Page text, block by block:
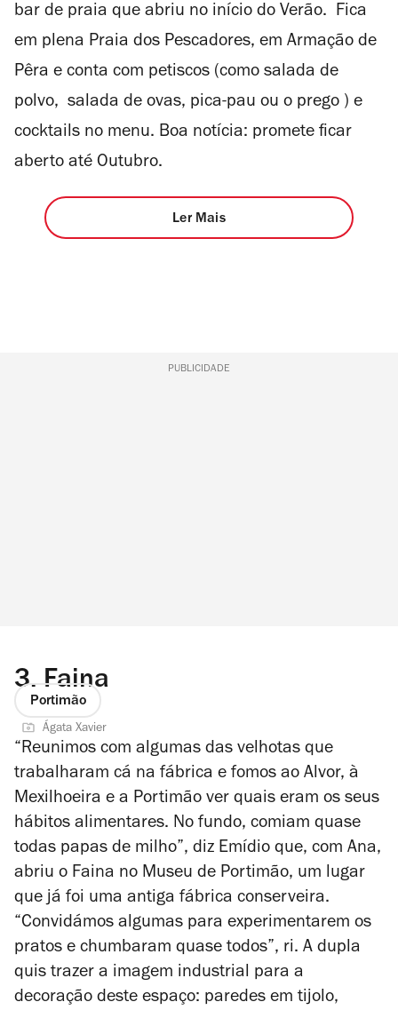
bar de praia que abriu no início do Verão. Fica
em plena Praia dos Pescadores, em Armação de
Pêra e conta com petiscos (como salada de
polvo, salada de ovas, pica-pau ou o prego ) e
cocktails no menu. Boa notícia: promete ficar
aberto até Outubro.
Ler Mais
PUBLICIDADE
3. Faina
Portimão
Ágata Xavier
“Reunimos com algumas das velhotas que
trabalharam cá na fábrica e fomos ao Alvor, à
Mexilhoeira e a Portimão ver quais eram os seus
hábitos alimentares. No fundo, comiam quase
todas papas de milho”, diz Emídio que, com Ana,
abriu o Faina no Museu de Portimão, um lugar
que já foi uma antiga fábrica conserveira.
“Convidámos algumas para experimentarem os
pratos e chumbaram quase todos”, ri. A dupla
quis trazer a imagem industrial para a
decoração deste espaço: paredes em tijolo,